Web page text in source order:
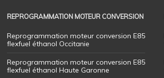
REPROGRAMMATION MOTEUR CONVERSION
Reprogrammation moteur conversion E85
flexfuel éthanol Occitanie
Reprogrammation moteur conversion E85
flexfuel éthanol Haute Garonne